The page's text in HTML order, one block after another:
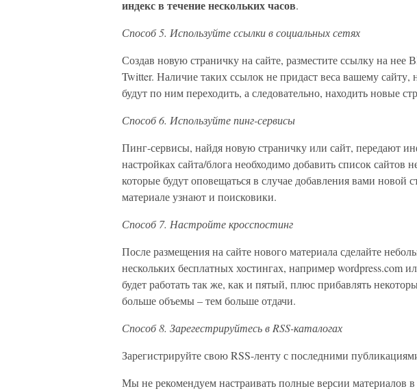
индекс в течение нескольких часов.
Способ 5. Используйте ссылки в социальных сетях
Создав новую страничку на сайте, разместите ссылку на нее
Twitter. Наличие таких ссылок не придаст веса вашему
будут по ним переходить, а следовательно, находить новые
Способ 6. Используйте пинг-сервисы
Пинг-сервисы, найдя новую страничку или сайт, передают
настройках сайта/блога необходимо добавить список сайтов
которые будут оповещаться в случае добавления вами новой
материале узнают и поисковики.
Способ 7. Настройте кросспостинг
После размещения на сайте нового материала сделайте
нескольких бесплатных хостингах, например wordpress.com
будет работать так же, как и пятый, плюс прибавлять
больше объемы – тем больше отдачи.
Способ 8. Зарегестрируйтесь в RSS-каталогах
Зарегистрируйте свою RSS-ленту с последними
Мы не рекомендуем настраивать полные версии материалов